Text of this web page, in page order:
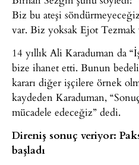
Biz bu ateşi
var. Biz yoksak Ejot Tezmak
14 yıllık Ali Karaduman da
bize ihanet etti. Bunun
kararı diğer işçilere örnek
kaydeden Karaduman,
mücadele edeceğiz” dedi.
Direniş sonuç veriyor:
başladı